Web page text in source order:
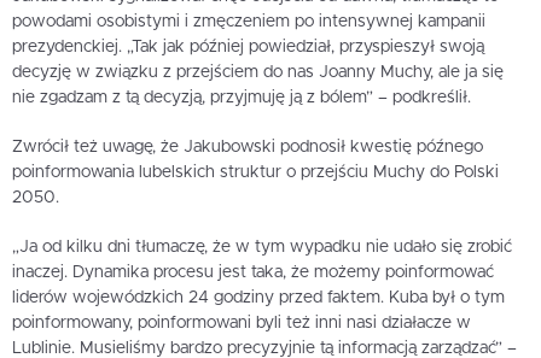
powodami osobistymi i zmęczeniem po intensywnej kampanii
prezydenckiej. „Tak jak później powiedział, przyspieszył swoją
decyzję w związku z przejściem do nas Joanny Muchy, ale ja się
nie zgadzam z tą decyzją, przyjmuję ją z bólem” – podkreślił.
Zwrócił też uwagę, że Jakubowski podnosił kwestię późnego
poinformowania lubelskich struktur o przejściu Muchy do Polski
2050.
„Ja od kilku dni tłumaczę, że w tym wypadku nie udało się zrobić
inaczej. Dynamika procesu jest taka, że możemy poinformować
liderów wojewódzkich 24 godziny przed faktem. Kuba był o tym
poinformowany, poinformowani byli też inni nasi działacze w
Lublinie. Musieliśmy bardzo precyzyjnie tą informacją zarządzać” –